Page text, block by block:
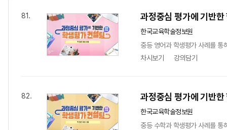
81. 과정중심 평가에 기반
한국교육학술정보원
중등 영어과 학생평가 사례를 통
차시보기
강의담기
82. 과정중심 평가에 기반
한국교육학술정보원
중등 수학과 학생평가 사례를 통